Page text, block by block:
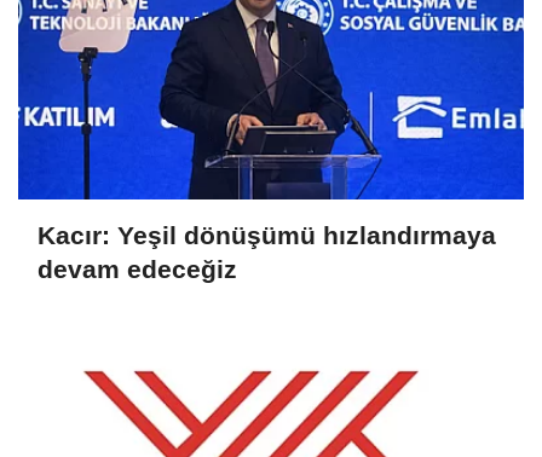
Kacır: Yeşil dönüşümü hızlandırmaya
devam edeceğiz